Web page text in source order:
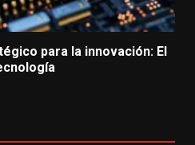
para la innovación: El